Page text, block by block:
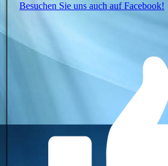
Besuchen Sie uns auch auf Facebook!